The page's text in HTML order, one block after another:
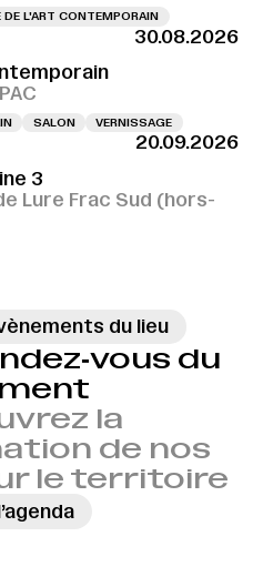
DE L'ART CONTEMPORAIN
30.08.2026
SALON VERNISSAGE
20.09.2026
3
Lure Frac Sud (hors-
du lieu
du
la
de nos
le territoire